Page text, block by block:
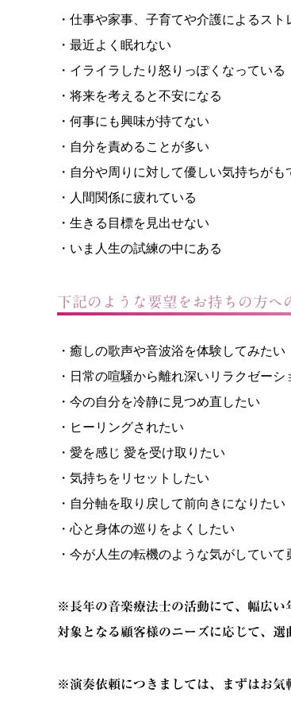
・仕事や家事、子育てや介護によるス
・最近よく眠れない
・イライラしたり怒りっぽくなっている
・将来を考えると不安になる
・何事にも興味が持てない
・自分を責めることが多い
・自分や周りに対して優しい気持ちがも
・人間関係に疲れている
・生きる目標を見出せない
・いま人生の試練の中にある
下記のような要望をお持ちの方へ
・癒しの歌声や音波浴を体験してみたい
・日常の喧騒から離れ深いリラクゼー
・今の自分を冷静に見つめ直したい
・ヒーリングされたい
・愛を感じ 愛を受け取りたい
・気持ちをリセットしたい
・自分軸を取り戻して前向きになりたい
・心と身体の巡りをよくしたい
・今が人生の転機のような気がしてい
※長年の音楽療法士の活動にて、幅広い
対象となる顧客様のニーズに応じて、選
※演奏依頼につきましては、まずはお気